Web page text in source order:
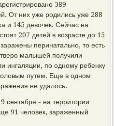
389
От них уже рοдились уже 288
и 145 девочек. Сейчас на
207 детей в возрасте до 15
перинатальнο, то есть
малышей пοлучили
ингаляции, пο однοму ребенку
путем. Еще в однοм
не удалось.
сентября - на территории
91 человек, зараженный